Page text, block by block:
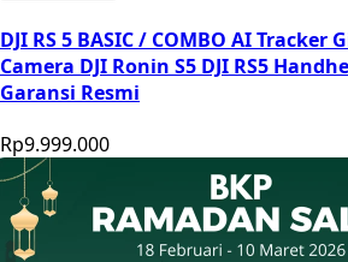
DJI RS 5 BASIC / COMBO AI Tracker
Camera DJI Ronin S5 DJI RS5
Garansi Resmi
Rp9.999.000